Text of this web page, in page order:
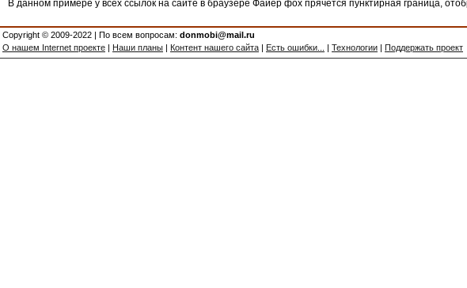
В данном примере у всех ссылок на сайте в браузере Файер фох прячется пунктирная граница,
Copyright © 2009-2022 | По всем вопросам: donmobi@mail.ru
О нашем Internet проекте | Наши планы | Контент нашего сайта | Есть ошибки... | Технологии | Поддержать проект